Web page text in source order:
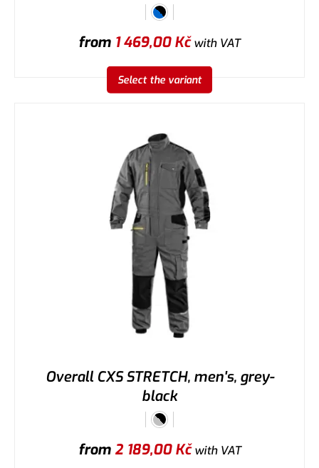
from 1 469,00Kčwith VAT
Select the variant
Overall CXS STRETCH, men's, grey-
black
from 2 189,00Kčwith VAT